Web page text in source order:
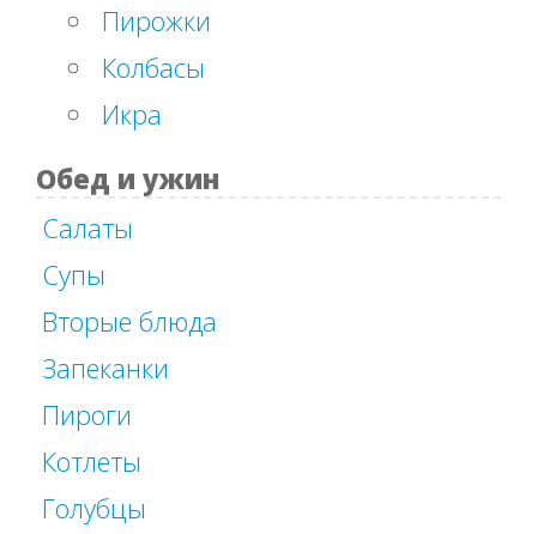
Пирожки
Колбасы
Икра
Обед и ужин
Салаты
Супы
Вторые блюда
Запеканки
Пироги
Котлеты
Голубцы